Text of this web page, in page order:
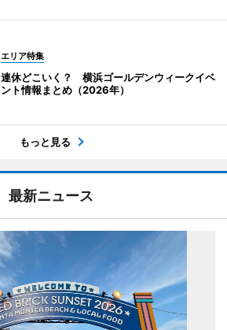
エリア特集
連休どこいく？ 横浜ゴールデンウィークイベ
ント情報まとめ（2026年）
もっと見る
最新ニュース